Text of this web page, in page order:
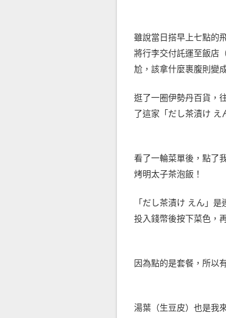
雖說當日搭早上七點的
將行李交付託運至飯店
尬，該拿什麼裹腹則變
逛了一圈伊勢丹百貨，
了這家「だし茶漬け え
看了一輪菜單後，點了
烤明太子茶泡飯！
「だし茶漬け えん」
投入錢幣後按下菜色，
因為點的是套餐，所以
湯葉（生豆皮）也是我